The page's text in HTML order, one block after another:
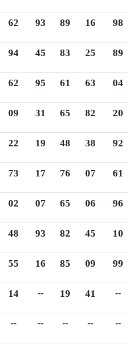
62 93 89 16 98
94 45 83 25 89
62 95 61 63 04
09 31 65 82 20
22 19 48 38 92
73 17 76 07 61
02 07 65 06 96
48 93 82 45 10
55 16 85 09 99
14 -- 19 41 --
-- -- -- -- --